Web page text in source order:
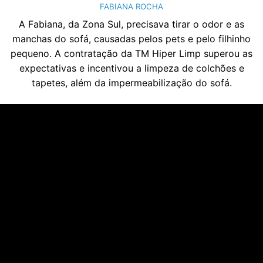
FABIANA ROCHA
A Fabiana, da Zona Sul, precisava tirar o odor e as
manchas do sofá, causadas pelos pets e pelo filhinho
pequeno. A contratação da TM Hiper Limp superou as
expectativas e incentivou a limpeza de colchões e
tapetes, além da impermeabilização do sofá.